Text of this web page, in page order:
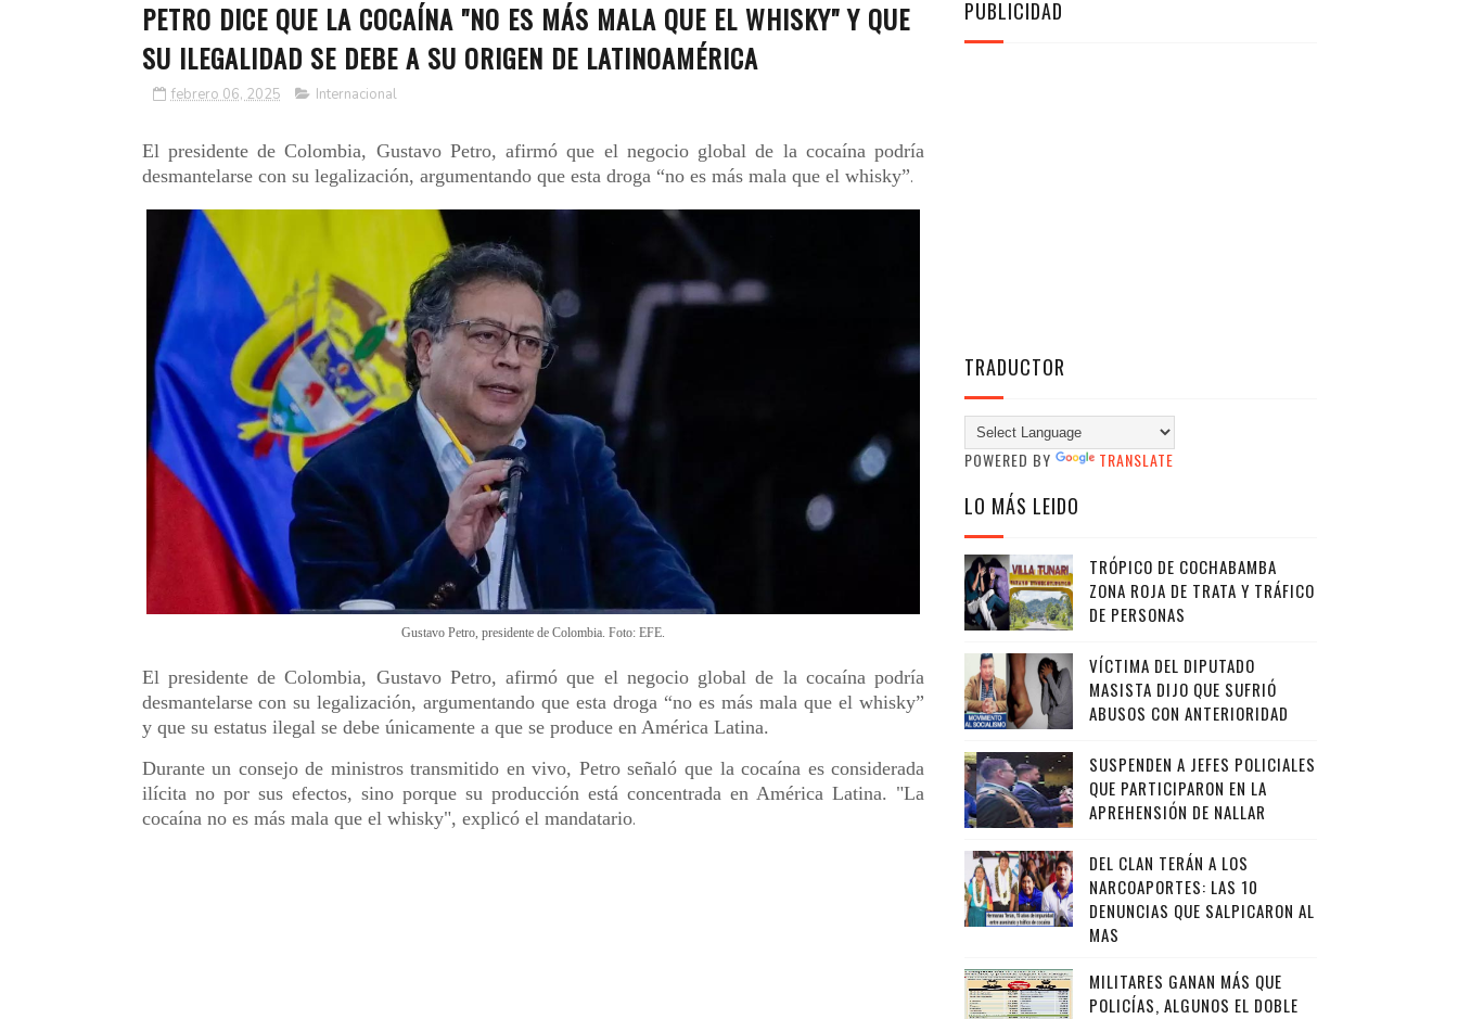
PETRO DICE QUE LA COCAÍNA "NO ES MÁS MALA QUE EL WHISKY" Y QUE
SU ILEGALIDAD SE DEBE A SU ORIGEN DE LATINOAMÉRICA
febrero 06, 2025 Internacional
El presidente de Colombia, Gustavo Petro, afirmó que el negocio global de la cocaína podría
desmantelarse con su legalización, argumentando que esta droga “no es más mala que el whisky”.
Gustavo Petro, presidente de Colombia. Foto: EFE.
El presidente de Colombia, Gustavo Petro, afirmó que el negocio global de la cocaína podría
desmantelarse con su legalización, argumentando que esta droga “no es más mala que el whisky”
y que su estatus ilegal se debe únicamente a que se produce en América Latina.
Durante un consejo de ministros transmitido en vivo, Petro señaló que la cocaína es considerada
ilícita no por sus efectos, sino porque su producción está concentrada en América Latina. "La
cocaína no es más mala que el whisky", explicó el mandatario.
PUBLICIDAD
TRADUCTOR
POWERED BY TRANSLATE
LO MÁS LEIDO
TRÓPICO DE COCHABAMBA
ZONA ROJA DE TRATA Y TRÁFICO
DE PERSONAS
VÍCTIMA DEL DIPUTADO
MASISTA DIJO QUE SUFRIÓ
ABUSOS CON ANTERIORIDAD
SUSPENDEN A JEFES POLICIALES
QUE PARTICIPARON EN LA
APREHENSIÓN DE NALLAR
DEL CLAN TERÁN A LOS
NARCOAPORTES: LAS 10
DENUNCIAS QUE SALPICARON AL
MAS
MILITARES GANAN MÁS QUE
POLICÍAS, ALGUNOS EL DOBLE